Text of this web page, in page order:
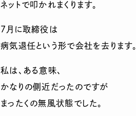
ネットで叩かれまくります。
7月に取締役は
病気退任という形で会社を去ります。
私は、ある意味、
かなりの側近だったのですが
まったくの無風状態でした。